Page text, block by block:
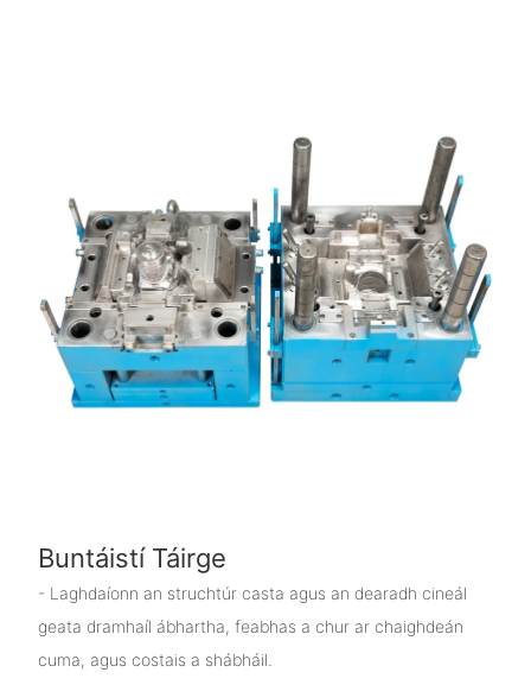
Buntáistí Táirge
- Laghdaíonn an struchtúr casta agus an dearadh cineál
geata dramhaíl ábhartha, feabhas a chur ar chaighdeán
cuma, agus costais a shábháil.